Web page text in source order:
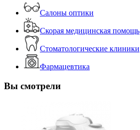
Салоны оптики
Скорая медицинская помощь
Стоматологические клиники
Фармацевтика
Вы смотрели